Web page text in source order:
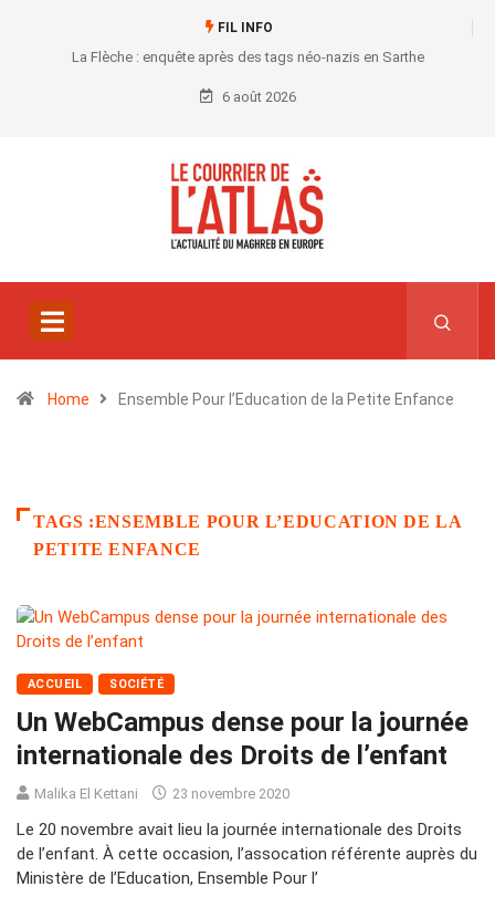
FIL INFO
La Flèche : enquête après des tags néo-nazis en Sarthe
6 août 2026
Home Ensemble Pour l’Education de la Petite Enfance
TAGS :ENSEMBLE POUR L’EDUCATION DE LA
PETITE ENFANCE
ACCUEIL SOCIÉTÉ
Un WebCampus dense pour la journée
internationale des Droits de l’enfant
Malika El Kettani 23 novembre 2020
Le 20 novembre avait lieu la journée internationale des Droits
de l’enfant. À cette occasion, l’assocation référente auprès du
Ministère de l’Education, Ensemble Pour l’